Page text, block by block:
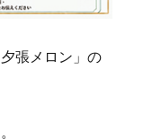
張メロン」の